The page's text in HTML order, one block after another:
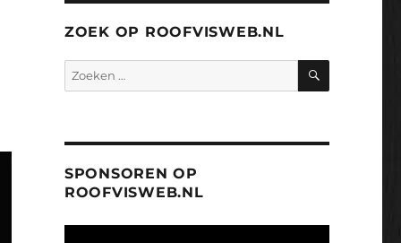
ZOEK OP ROOFVISWEB.NL
Zoeken
naar:
ZOEKEN
SPONSOREN OP
ROOFVISWEB.NL